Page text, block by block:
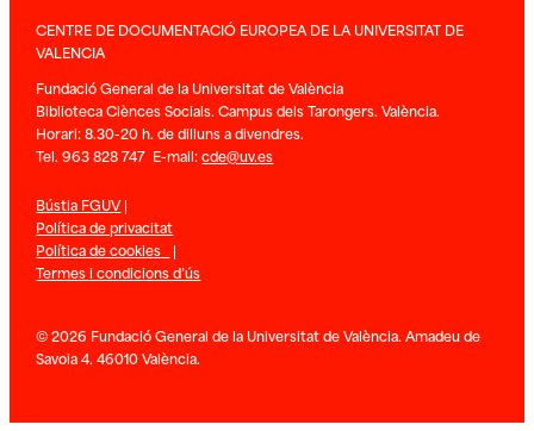
CENTRE DE DOCUMENTACIÓ EUROPEA DE LA UNIVERSITAT DE
VALENCIA
Fundació General de la Universitat de València
Biblioteca Ciènces Socials. Campus dels Tarongers. València.
Horari: 8.30-20 h. de dilluns a divendres.
Tel. 963 828 747 E-mail:cde@uv.es
Bústia FGUV|
Política de privacitat
Política de cookies |
Termes i condicions d’ús
© 2026 Fundació General de la Universitat de València. Amadeu de
Savoia 4. 46010 València.